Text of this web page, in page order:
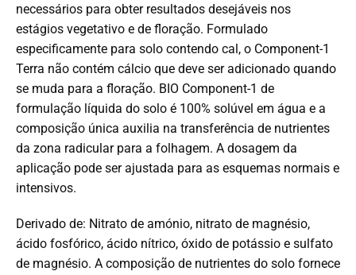
necessários para obter resultados desejáveis ​​nos
estágios vegetativo e de floração. Formulado
especificamente para solo contendo cal, o Component-1
Terra não contém cálcio que deve ser adicionado quando
se muda para a floração. BIO Component-1 de
formulação líquida do solo é 100% solúvel em água e a
composição única auxilia na transferência de nutrientes
da zona radicular para a folhagem. A dosagem da
aplicação pode ser ajustada para as esquemas normais e
intensivos.
Derivado de: Nitrato de amónio, nitrato de magnésio,
ácido fosfórico, ácido nítrico, óxido de potássio e sulfato
de magnésio. A composição de nutrientes do solo fornece